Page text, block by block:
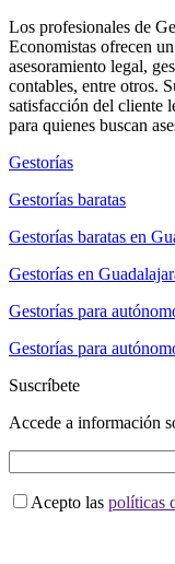
Los profesionales de
Economistas ofrecen
asesoramiento legal,
contables, entre otros.
satisfacción del cliente
para quienes buscan
Gestorías
Gestorías baratas
Gestorías baratas en
Gestorías en
Gestorías para
Gestorías para
Suscríbete
Accede a información
Acepto las políticas